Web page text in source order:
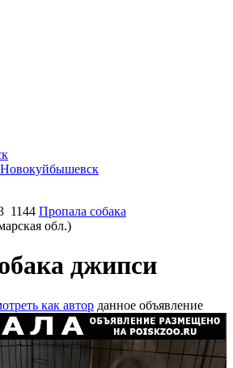
1144 Пропала собака
обл.)
джипси
как автор данное объявление